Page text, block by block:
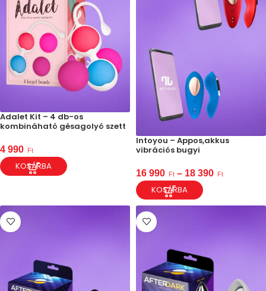
Adalet Kit – 4 db-os
kombináható gésagolyó szett
4 990 Ft
KOSÁRBA
Intoyou – Appos,akkus
vibrációs bugyi
16 990 Ft – 18 390 Ft
KOSÁRBA